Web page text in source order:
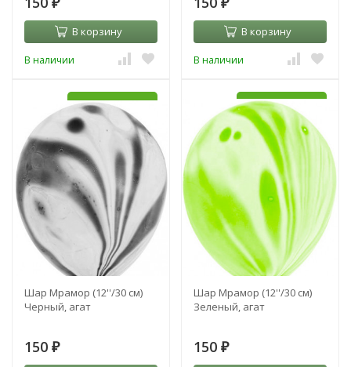
₽
В корзину
В наличии
₽
В корзину
В наличии
УЖЕ С HI-FLOAT
Шар Мрамор (12''/30 см)
Черный, агат
150 ₽
УЖЕ С HI-FLOAT
Шар Мрамор (12''/30 см)
Зеленый, агат
150 ₽